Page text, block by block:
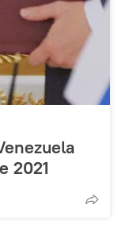
2021